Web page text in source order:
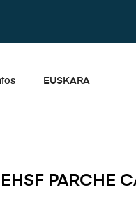
EUSKARA
EHSF PARCHE